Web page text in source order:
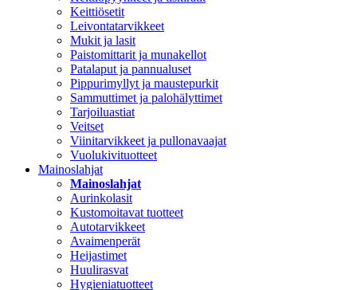
Keittiösetit
Leivontatarvikkeet
Mukit ja lasit
Paistomittarit ja munakellot
Patalaput ja pannualuset
Pippurimyllyt ja maustepurkit
Sammuttimet ja palohälyttimet
Tarjoiluastiat
Veitset
Viinitarvikkeet ja pullonavaajat
Vuolukivituotteet
Mainoslahjat
Mainoslahjat
Aurinkolasit
Kustomoitavat tuotteet
Autotarvikkeet
Avaimenperät
Heijastimet
Huulirasvat
Hygieniatuotteet